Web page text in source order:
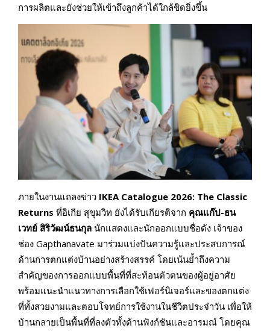
การผลิตและยังช่วยให้เข้าถึงลูกค้าได้ใกล้ชิดยิ่งขึ้น
ภายในงานแถลงข่าว IKEA Catalogue 2026: The Classic
Returns ที่อิเกีย สุขุมวิท ยังได้รับเกียรติจาก คุณแก๊ป-ธน
เวทย์ สิริวัฒน์ธนกุล นักแสดงและนักออกแบบชื่อดัง เจ้าของ
ช่อง Gapthanavate มาร่วมแบ่งปันความรู้และประสบการณ์
ด้านการตกแต่งบ้านอย่างสร้างสรรค์ โดยเน้นย้ำถึงความ
สำคัญของการออกแบบพื้นที่ที่สะท้อนตัวตนของผู้อยู่อาศัย
พร้อมแนะนำแนวทางการเลือกใช้เฟอร์นิเจอร์และของตกแต่ง
ที่ทั้งสวยงามและตอบโจทย์การใช้งานในชีวิตประจำวัน เพื่อให้
บ้านกลายเป็นพื้นที่ที่ลงตัวทั้งด้านฟังก์ชันและอารมณ์ โดยคุณ